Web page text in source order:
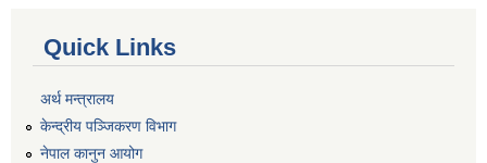
Quick Links
अर्थ मन्त्रालय
केन्द्रीय पञ्जिकरण विभाग
नेपाल कानुन आयोग